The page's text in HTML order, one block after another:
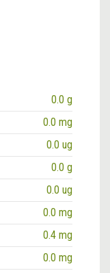
0.0 g
0.0 mg
0.0 ug
0.0 g
0.0 ug
0.0 mg
0.4 mg
0.0 mg